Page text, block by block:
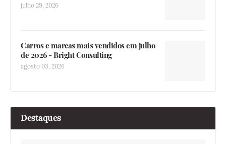
julho 29, 2026
Carros e marcas mais vendidos em julho
de 2026 - Bright Consulting
agosto 03, 2026
Destaques